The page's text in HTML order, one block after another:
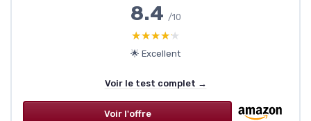
8.4 /10
★★★★★
★★★★★
🌟 Excellent
Voir le test complet →
Voir l'offre